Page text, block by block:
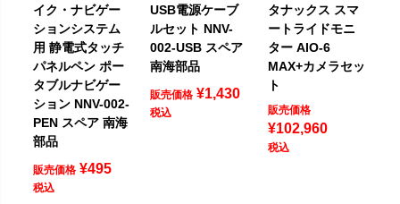
イク・ナビゲー
ションシステム
用 静電式タッチ
パネルペン ポー
タブルナビゲー
ション NNV-002-
PEN スペア 南海
部品
販売価格 ¥495
税込
USB電源ケーブ
ルセット NNV-
002-USB スペア
南海部品
販売価格 ¥1,430
税込
タナックス スマ
ートライドモニ
ター AIO-6
MAX+カメラセッ
ト
販売価格
¥102,960
税込